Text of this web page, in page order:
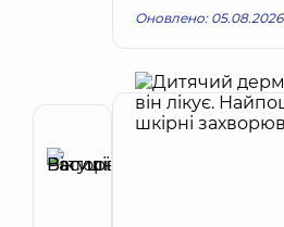
Автор
Оновлено: 05.08.2026